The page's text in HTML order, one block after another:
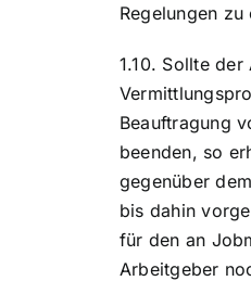
Regelungen zu
Sollte der
Beauftragung
beenden, so
gegenüber
bis dahin
für den an
Arbeitgeber